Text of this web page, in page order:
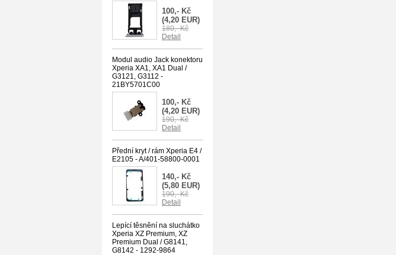
100,- Kč
(4,20 EUR)
180,- Kč
Detail
Modul audio Jack konektoru
Xperia XA1, XA1 Dual /
G3121, G3112 -
21BY5701C00
100,- Kč
(4,20 EUR)
190,- Kč
Detail
Přední kryt / rám Xperia E4 /
E2105 - A/401-58800-0001
140,- Kč
(5,80 EUR)
190,- Kč
Detail
Lepící těsnění na sluchátko
Xperia XZ Premium, XZ
Premium Dual / G8141,
G8142 - 1292-9864